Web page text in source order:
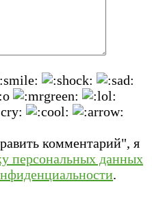
комментарий", я
персональных данных
.